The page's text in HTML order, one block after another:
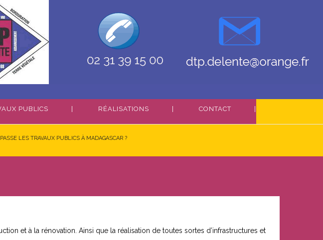
PUBLICS RÉALISATIONS CONTACT
LES TRAVAUX PUBLICS À MADAGASCAR ?
et à la rénovation. Ainsi que la réalisation de toutes sortes d’infrastructures et